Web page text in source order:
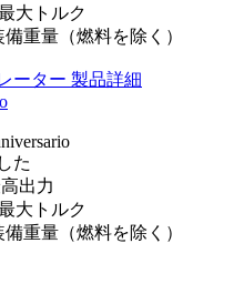
大トルク
備重量（燃料を除く）
ーター 製品詳細
た
出力
大トルク
備重量（燃料を除く）